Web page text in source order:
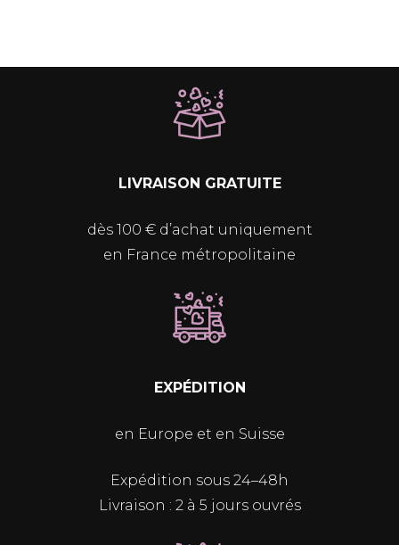
LIVRAISON GRATUITE
dès 100 € d’achat uniquement
en France métropolitaine
EXPÉDITION
en Europe et en Suisse
Expédition sous 24–48h
Livraison : 2 à 5 jours ouvrés